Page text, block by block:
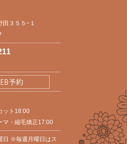
田３５５−１
ット18:00
マ・縮毛矯正17:00
日 ※毎週月曜日はス